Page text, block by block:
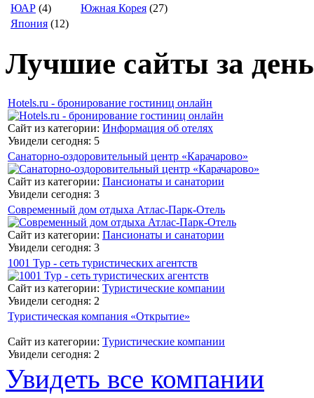
ЮАР (4) Южная Корея (27)
Япония (12)
Лучшие сайты за день
Hotels.ru - бронирование гостиниц онлайн
Сайт из категории: Информация об отелях
Увидели сегодня: 5
Санаторно-оздоровительный центр «Карачарово»
Сайт из категории: Пансионаты и санатории
Увидели сегодня: 3
Современный дом отдыха Атлас-Парк-Отель
Сайт из категории: Пансионаты и санатории
Увидели сегодня: 3
1001 Тур - сеть туристических агентств
Сайт из категории: Туристические компании
Увидели сегодня: 2
Туристическая компания «Открытие»
Сайт из категории: Туристические компании
Увидели сегодня: 2
Увидеть все компании